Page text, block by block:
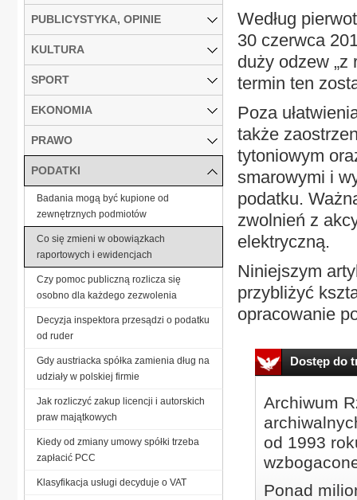
Według
30 czerwca
duży odzew
termin ten
Poza
także
tytoniowym
smarowymi i
podatku.
zwolnień z
elektryczną.
Niniejszym
przybliżyć
opracowanie
Dostęp do
Archiwum
od 1993
Ponad
PUBLICYSTYKA, OPINIE
KULTURA
SPORT
EKONOMIA
PRAWO
PODATKI
Badania mogą być kupione od
zewnętrznych podmiotów
Co się zmieni w obowiązkach
raportowych i ewidencjach
Czy pomoc publiczną rozlicza się
osobno dla każdego zezwolenia
Decyzja inspektora przesądzi o podatku
od ruder
Gdy austriacka spółka zamienia dług na
udziały w polskiej firmie
Jak rozliczyć zakup licencji i autorskich
praw majątkowych
Kiedy od zmiany umowy spółki trzeba
zapłacić PCC
Klasyfikacja usługi decyduje o VAT